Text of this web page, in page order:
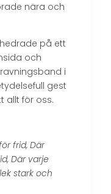
nära och
på ett
och
i
gest
allt för oss.
frid, Där
Där varje
stark och